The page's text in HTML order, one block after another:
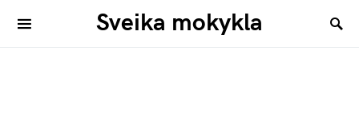
Sveika mokykla